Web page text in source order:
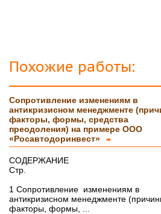
Похожие работы:
Сопротивление изменениям в
антикризисном менеджменте
факторы, формы, средства
преодоления) на примере ООО
«Росавтодоринвест»
➨
СОДЕРЖАНИЕ
Стр.
1 Сопротивление изменениям в
антикризисном менеджменте
факторы, формы, ...